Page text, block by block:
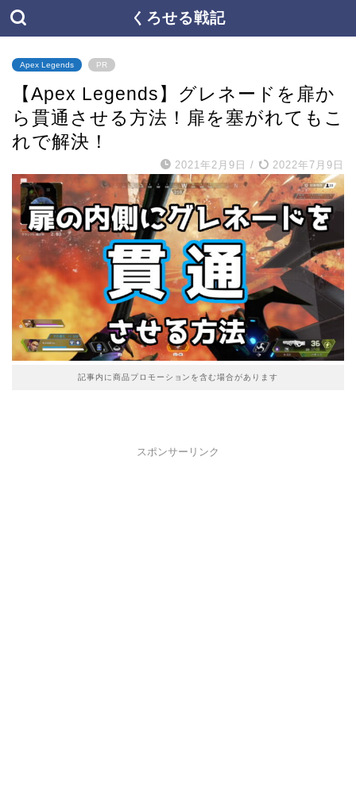
くろせる戦記
Apex Legends PR
【Apex Legends】グレネードを扉か
ら貫通させる方法！扉を塞がれてもこ
れで解決！
2021年2月9日 / 2022年7月9日
記事内に商品プロモーションを含む場合があります
スポンサーリンク